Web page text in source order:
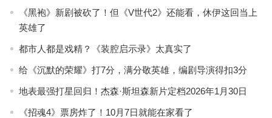
《黑袍》新剧被砍了！但《V世代2》还能看，休伊这回当上
英雄了
都市人都是戏精？《装腔启示录》太真实了
给《沉默的荣耀》打7分，满分敬英雄，编剧导演得扣3分
地表最强打星回归！杰森·斯坦森新片定档2026年1月30日
《招魂4》票房炸了！10月7日就能在家看了